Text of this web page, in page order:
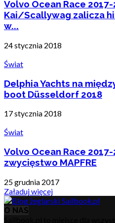
Volvo Ocean Race 2017-
Kai/Scallywag zalicza
w...
24 stycznia 2018
Świat
Delphia Yachts na
boot Düsseldorf 2018
17 stycznia 2018
Świat
Volvo Ocean Race
zwycięstwo MAPFRE
25 grudnia 2017
Załaduj więcej
O NAS